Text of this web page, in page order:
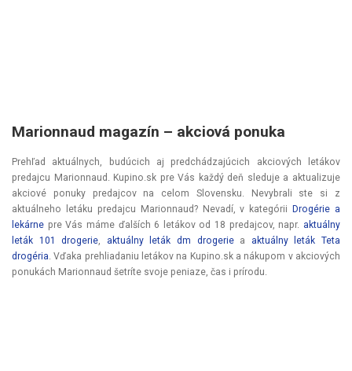
Marionnaud magazín – akciová ponuka
Prehľad aktuálnych, budúcich aj predchádzajúcich akciových letákov
predajcu Marionnaud. Kupino.sk pre Vás každý deň sleduje a aktualizuje
akciové ponuky predajcov na celom Slovensku. Nevybrali ste si z
aktuálneho letáku predajcu Marionnaud? Nevadí, v kategóriiDrogérie a
lekárne pre Vás máme ďalších 6 letákov od 18 predajcov, napr. aktuálny
leták 101 drogerie
aktuálny leták dm drogeriea aktuálny leták Teta
drogéria . Vďaka prehliadaniu letákov na Kupino.sk a nákupom v akciových
ponukách Marionnaud šetríte svoje peniaze, čas i prírodu.